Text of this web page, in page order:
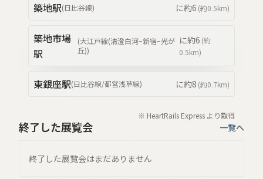
築地駅(日比谷線) に約6 (約0.5km)
築地市場
駅
(大江戸線(清澄白河−新宿−光が
丘))
に約6 (約
0.5km)
東銀座駅(日比谷線/都営浅草線) に約8 (約0.7km)
※ HeartRails Express より取得
終了した展覧会 一覧へ
終了した展覧会はまだありません